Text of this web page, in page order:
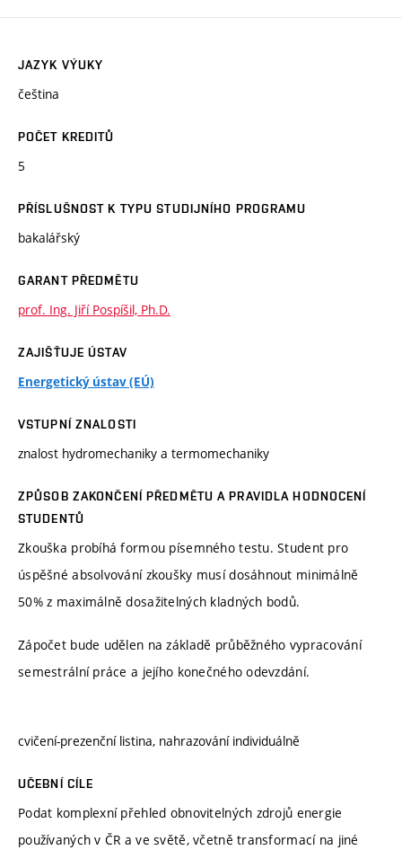
JAZYK VÝUKY
čeština
POČET KREDITŮ
5
PŘÍSLUŠNOST K TYPU STUDIJNÍHO PROGRAMU
bakalářský
GARANT PŘEDMĚTU
prof. Ing. Jiří Pospíšil, Ph.D.
ZAJIŠŤUJE ÚSTAV
Energetický ústav (EÚ)
VSTUPNÍ ZNALOSTI
znalost hydromechaniky a termomechaniky
ZPŮSOB ZAKONČENÍ PŘEDMĚTU A PRAVIDLA HODNOCENÍ
STUDENTŮ
Zkouška probíhá formou písemného testu. Student pro
úspěšné absolvování zkoušky musí dosáhnout minimálně
50% z maximálně dosažitelných kladných bodů.
Zápočet bude udělen na základě průběžného vypracování
semestrální práce a jejího konečného odevzdání.
cvičení-prezenční listina, nahrazování individuálně
UČEBNÍ CÍLE
Podat komplexní přehled obnovitelných zdrojů energie
používaných v ČR a ve světě, včetně transformací na jiné